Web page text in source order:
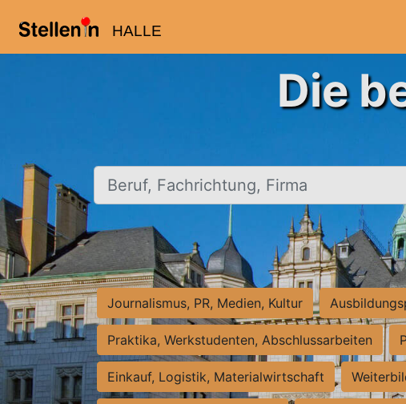
HALLE
Die
Beruf, Fachrichtung, Firma
Journalismus, PR, Medien, Kultur
Praktika, Werkstudenten, Abschlussarbeiten
Einkauf, Logistik, Materialwirtschaft